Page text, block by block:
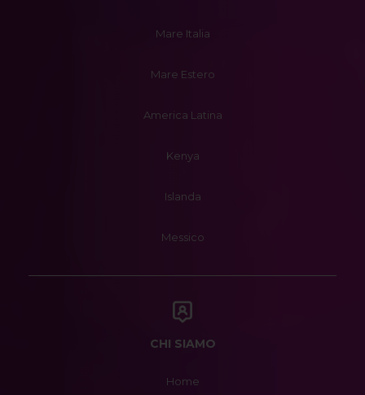
Mare Italia
Mare Estero
America Latina
Kenya
Islanda
Messico
CHI SIAMO
Home